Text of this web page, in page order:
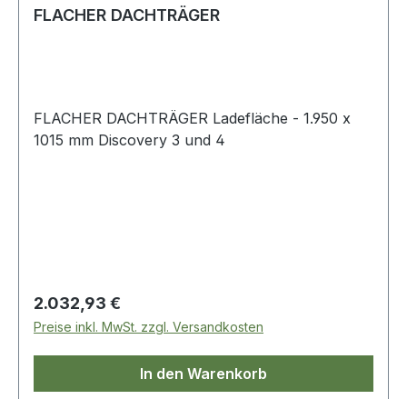
FLACHER DACHTRÄGER
FLACHER DACHTRÄGER Ladefläche - 1.950 x
1015 mm Discovery 3 und 4
Regulärer Preis:
2.032,93 €
Preise inkl. MwSt. zzgl. Versandkosten
In den Warenkorb